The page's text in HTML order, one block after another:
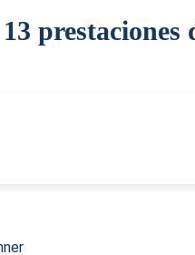
prestaciones